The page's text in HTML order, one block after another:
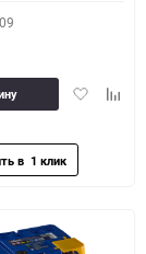
Добавить